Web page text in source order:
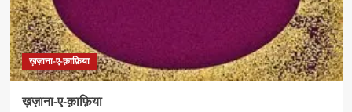
ख़ज़ाना-ए-क़ाफ़िया
ख़ज़ाना-ए-क़ाफ़िया